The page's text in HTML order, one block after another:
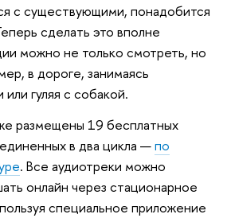
с существующими, понадобится
сделать это вполне
можно не только смотреть, но
в дороге, занимаясь
гуляя с собакой.
размещены 19 бесплатных
в два цикла —по
. Все аудиотреки можно
онлайн через стационарное
специальное приложение